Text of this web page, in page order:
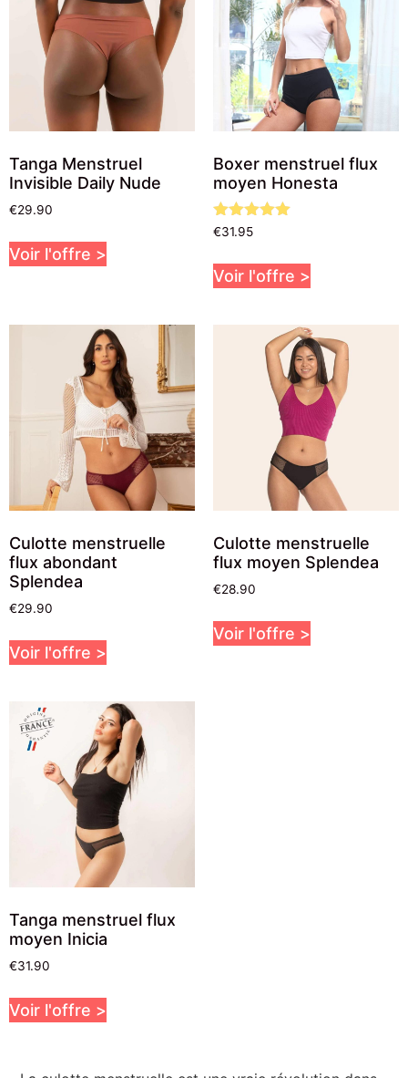
Tanga Menstruel
Invisible Daily Nude
€29.90
Voir l'offre >
Boxer menstruel flux
moyen Honesta
Note
€31.95
Voir l'offre >
Culotte menstruelle
flux abondant
Splendea
€29.90
Voir l'offre >
Culotte menstruelle
flux moyen Splendea
€28.90
Voir l'offre >
Tanga menstruel flux
moyen Inicia
€31.90
Voir l'offre >